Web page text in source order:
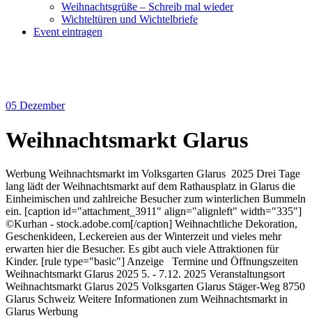
Weihnachtsgrüße – Schreib mal wieder
Wichteltüren und Wichtelbriefe
Event eintragen
05 Dezember
Weihnachtsmarkt Glarus
Werbung Weihnachtsmarkt im Volksgarten Glarus 2025 Drei Tage
lang lädt der Weihnachtsmarkt auf dem Rathausplatz in Glarus die
Einheimischen und zahlreiche Besucher zum winterlichen Bummeln
ein. [caption id="attachment_3911" align="alignleft" width="335"]
©Kurhan - stock.adobe.com[/caption] Weihnachtliche Dekoration,
Geschenkideen, Leckereien aus der Winterzeit und vieles mehr
erwarten hier die Besucher. Es gibt auch viele Attraktionen für
Kinder. [rule type="basic"] Anzeige Termine und Öffnungszeiten
Weihnachtsmarkt Glarus 2025 5. - 7.12. 2025 Veranstaltungsort
Weihnachtsmarkt Glarus 2025 Volksgarten Glarus Stäger-Weg 8750
Glarus Schweiz Weitere Informationen zum Weihnachtsmarkt in
Glarus Werbung